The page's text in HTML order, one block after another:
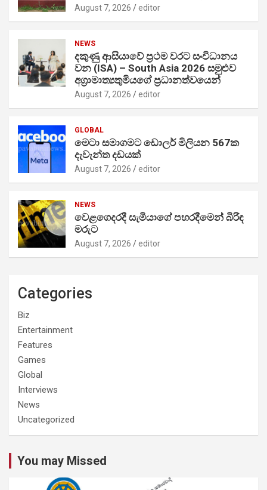
August 7, 2026 editor
NEWS
දකුණු ආසියාවේ ප්‍රථම වරට සංවිධානය
වන (ISA) – South Asia 2026 සමුළුව
අග්‍රාමාත්‍යතුමියගේ ප්‍රධානත්වයෙන්
August 7, 2026 editor
GLOBAL
මෙටා සමාගමට ඩොලර් මිලියන 567ක
දැවැන්ත දඩයක්
August 7, 2026 editor
NEWS
වෙළගෙදරදී සැමියාගේ පහරදීමෙන් බිරිඳ
මරුට
August 7, 2026 editor
Categories
Biz
Entertainment
Features
Games
Global
Interviews
News
Uncategorized
You may Missed